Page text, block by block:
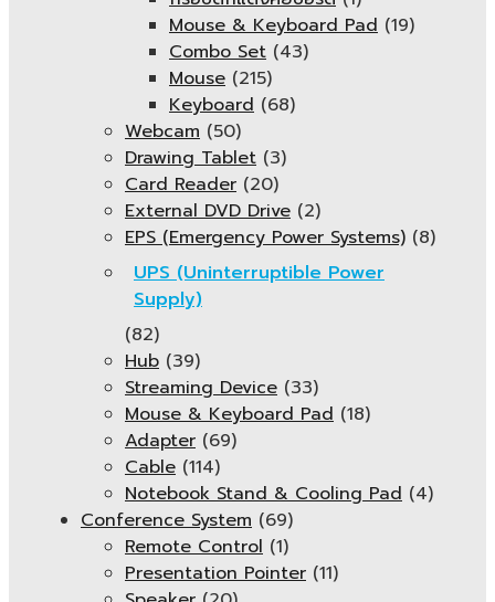
Mouse & Keyboard Pad (19)
Combo Set (43)
Mouse (215)
Keyboard (68)
Webcam (50)
Drawing Tablet (3)
Card Reader (20)
External DVD Drive (2)
EPS (Emergency Power Systems) (8)
UPS (Uninterruptible Power
Supply)
(82)
Hub (39)
Streaming Device (33)
Mouse & Keyboard Pad (18)
Adapter (69)
Cable (114)
Notebook Stand & Cooling Pad (4)
Conference System (69)
Remote Control (1)
Presentation Pointer (11)